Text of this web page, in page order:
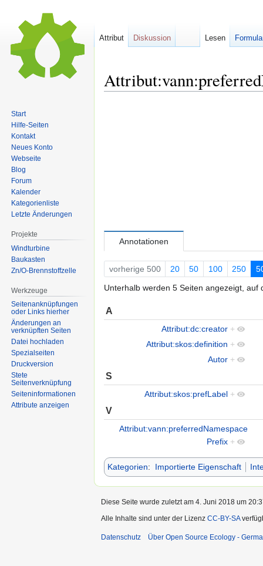
Annotationen
vorherige 500 20 50 100 250
Unterhalb werden 5 Seiten angezeigt,
A
Attribut:dc:creator +
Attribut:skos:definition +
Autor +
S
Attribut:skos:prefLabel +
V
Attribut:vann:preferredNamespace
Prefix +
Kategorien: Importierte Eigenschaft
Attribut Diskussion Lesen
Start
Hilfe-Seiten
Kontakt
Neues Konto
Webseite
Blog
Forum
Kalender
Kategorienliste
Letzte Änderungen
Projekte
Windturbine
Baukasten
Zn/O-Brennstoffzelle
Werkzeuge
Seitenanknüpfungen
oder Links hierher
Änderungen an
verknüpften Seiten
Datei hochladen
Spezialseiten
Druckversion
Stete
Seitenverknüpfung
Seiten­informationen
Attribute anzeigen
Diese Seite wurde zuletzt am 4. Juni 2018 um
Alle Inhalte sind unter der Lizenz CC-BY-SA
Datenschutz Über Open Source Ecology -